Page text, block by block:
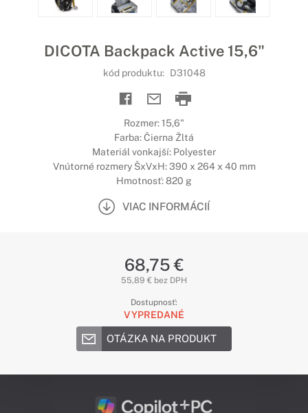
DICOTA Backpack Active 15,6"
kód produktu: D31048
Rozmer: 15,6"
Farba: Čierna Žltá
Materiál vonkajší: Polyester
Vnútorné rozmery ŠxVxH: 390 x 264 x 40 mm
Hmotnosť: 820 g
VIAC INFORMÁCIÍ
68,75 €
55,89 € bez DPH
Dostupnosť:
VYPREDANÉ
OTÁZKA NA PRODUKT